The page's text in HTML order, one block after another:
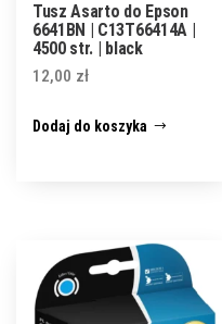
Tusz Asarto do Epson
6641BN | C13T66414A |
4500 str. | black
12,00 zł
Dodaj do koszyka